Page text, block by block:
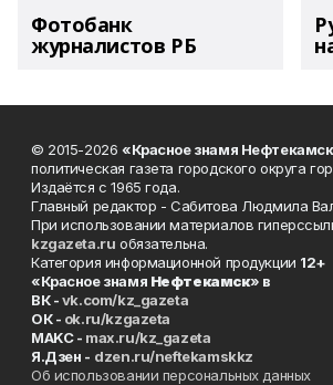
Фотобанк
журналистов РБ
© 2015-2026 «Красное знамя
политическая газета городского округа
Издаётся с 1965 года.
Главный редактор - Сабитова Людмила
При использовании материалов
kzgazeta.ru обязательна.
Категория информационной продукции 12+
«Красное знамя Нефтекамск» в
ВК -vk.com/kz_gazeta
ОК - ok.ru/kzgazeta
MAKC - max.ru/kz_gazeta
Я.Дзен - dzen.ru/neftekamskkz
Об использовании персональных данных